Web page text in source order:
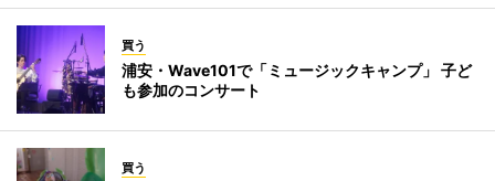
買う
浦安・Wave101で「ミュージックキャンプ」 子ど
も参加のコンサート
買う